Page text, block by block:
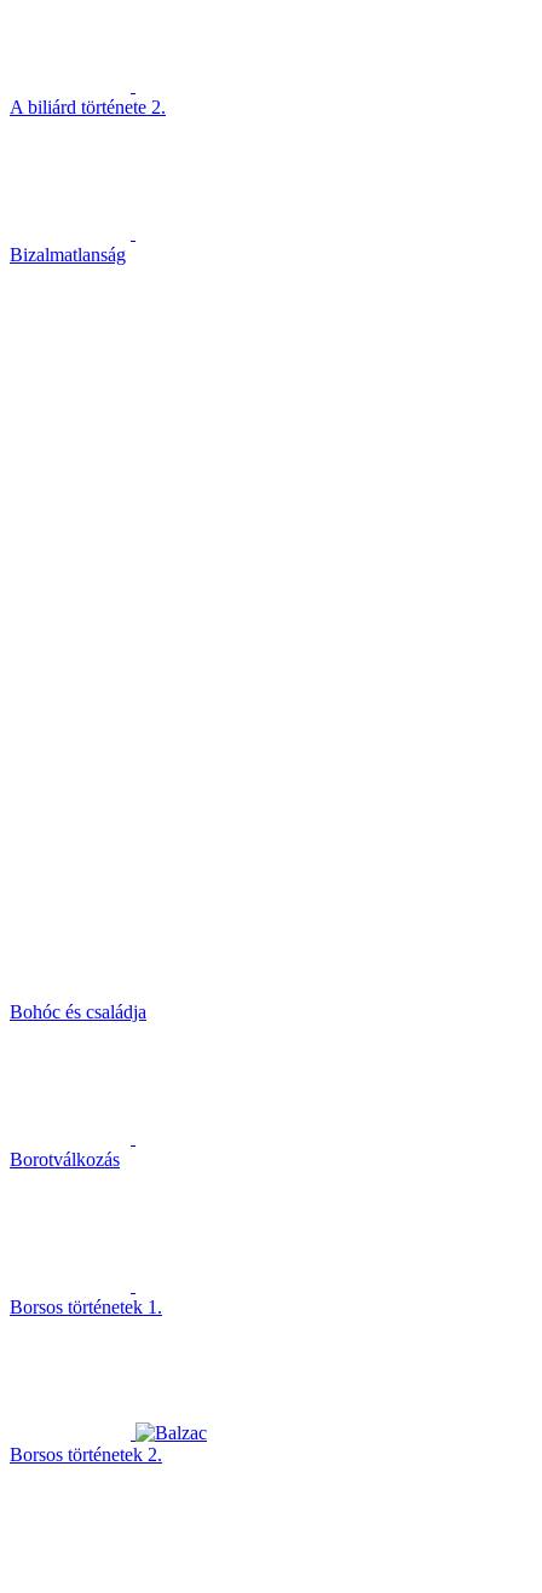
A biliárd története 2.
Bizalmatlanság
Bohóc és családja
Borotválkozás
Borsos történetek 1.
Borsos történetek 2.